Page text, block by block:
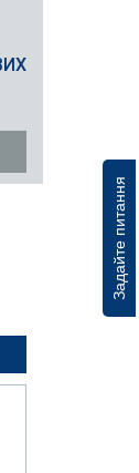
Задайте питання